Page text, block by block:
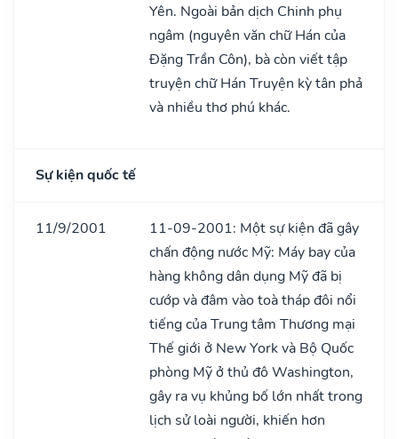
Yên. Ngoài bản dịch Chinh phụ
ngâm (nguyên văn chữ Hán của
Đặng Trần Côn), bà còn viết tập
truyện chữ Hán Truyện kỳ tân phả
và nhiều thơ phú khác.
Sự kiện quốc tế
11/9/2001
11-09-2001: Một sự kiện đã gây
chấn động nước Mỹ: Máy bay của
hàng không dân dụng Mỹ đã bị
cướp và đâm vào toà tháp đôi nổi
tiếng của Trung tâm Thương mại
Thế giới ở New York và Bộ Quốc
phòng Mỹ ở thủ đô Washington,
gây ra vụ khủng bố lớn nhất trong
lịch sử loài người, khiến hơn